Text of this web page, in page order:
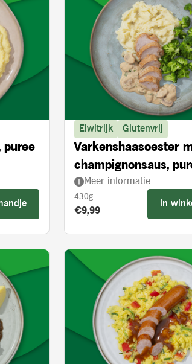
puree
Eiwitrijk Glutenvrij
Varkenshaasoester
champignonsaus,
broccoli
Meer informatie
430g
Product prijs:
€9,99
In